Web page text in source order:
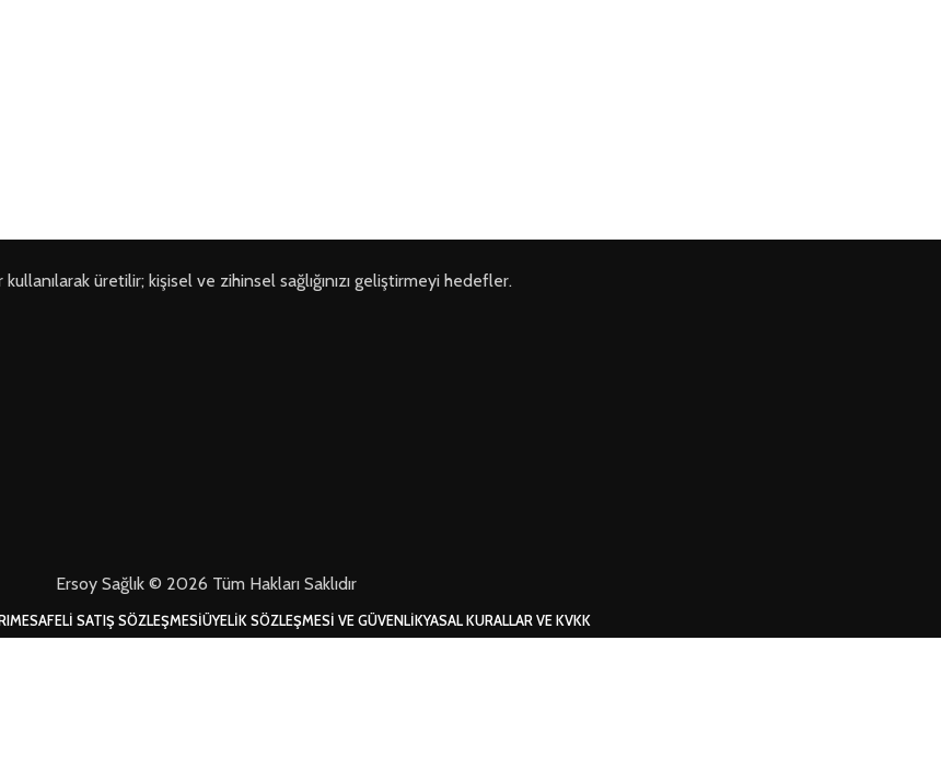
üretilir; kişisel ve zihinsel sağlığınızı geliştirmeyi hedefler.
Ersoy Sağlık © 2026 Tüm Hakları Saklıdır
MESAFELI SATIŞ SÖZLEŞMESIÜYELIK SÖZLEŞMESI VE GÜVENLIKYASAL KURALLAR VE KVKK